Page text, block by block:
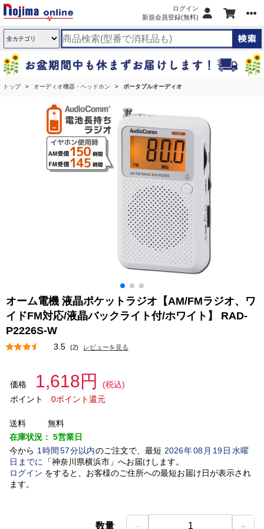
ログイン
新規会員登録(無料)
トップ オーディオ機器・ヘッドホン ポータブルオーディオ
オーム電機 液晶ポケットラジオ【AM/FMラジオ、ワ
イドFM対応/液晶バックライト付/ホワイト】 RAD-
P2226S-W
3.5 (2) レビューを見る
価格 1,618円
(税込)
ポイント
0ポイント還元
送料
無料
在庫状況： 5営業日
今から 1 時間 57分以内のご注文で、最短 2026年08 月 19日水曜
日 までに 「神奈川県横浜市」 へお届けします。
ログイン をすると、お客様のご住所への最短お届け日が表示され
ます。
数量 － 1 ＋